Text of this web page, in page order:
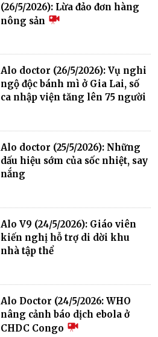
(26/5/2026): Lừa đảo đơn hàng
nông sản
Alo doctor (26/5/2026): Vụ nghi
ngộ độc bánh mì ở Gia Lai, số
ca nhập viện tăng lên 75 người
Alo doctor (25/5/2026): Những
dấu hiệu sớm của sốc nhiệt, say
nắng
Alo V9 (24/5/2026): Giáo viên
kiến nghị hỗ trợ di dời khu
nhà tập thể
Alo Doctor (24/5/2026: WHO
nâng cảnh báo dịch ebola ở
CHDC Congo